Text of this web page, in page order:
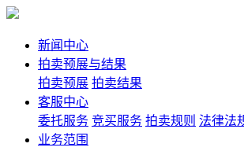
新闻中心
拍卖预展与结果
拍卖预展 拍卖结果
客服中心
委托服务 竞买服务 拍卖规则 法律法
业务范围